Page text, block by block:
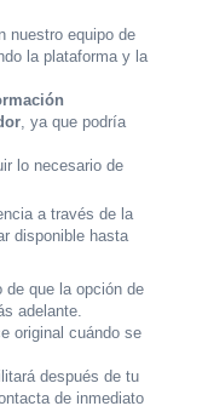
nuestro equipo de
la plataforma y la
, ya que podría
lo necesario de
a través de la
disponible hasta
de que la opción de
adelante.
original cuándo se
después de tu
de inmediato